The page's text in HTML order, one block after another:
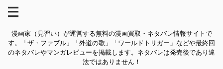
漫画家（見習い）が運営する無料の漫画買取・ネタバレ情報サイトで
す。「ザ・ファブル」「外道の歌」「ワールドトリガー」などや最終回
のネタバレやマンガレビューを掲載します。ネタバレは発売後であり違
法ではありません！